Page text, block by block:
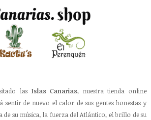
las Islas Canarias, nuestra tienda online
sentir de nuevo el calor de sus gentes honestas y
su música, la fuerza del Atlántico, el brillo de su